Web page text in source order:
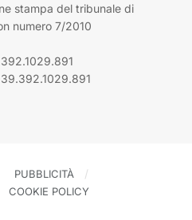
stampa del tribunale di
numero 7/2010
PUBBLICITÀ
COOKIE POLICY